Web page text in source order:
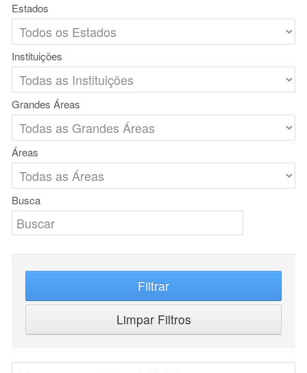
Estados
Instituições
Grandes Áreas
Áreas
Busca
Filtrar
Limpar Filtros